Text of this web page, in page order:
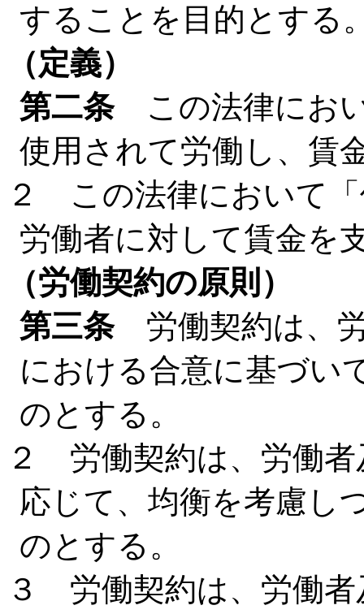
することを目的とする
（定義）
第二条この法律におい
使用されて労働し、賃
２ この法律において
労働者に対して賃金を
（労働契約の原則）
第三条労働契約は、労
における合意に基づい
のとする。
２ 労働契約は、労働者
応じて、均衡を考慮し
のとする。
３ 労働契約は、労働者